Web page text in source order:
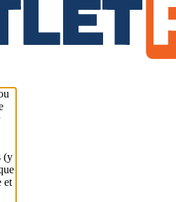
(y
et